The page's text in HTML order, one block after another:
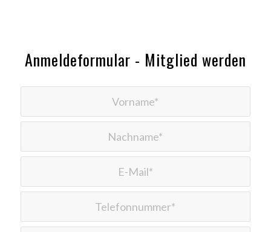
Anmeldeformular - Mitglied werden